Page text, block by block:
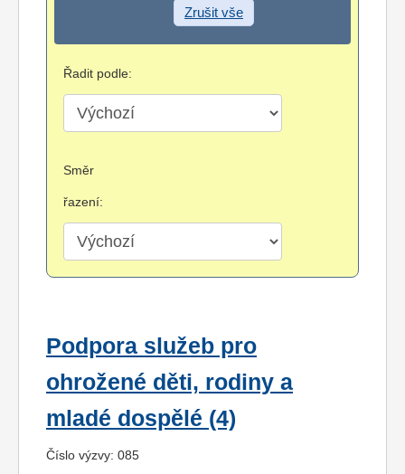
Zrušit vše
Řadit podle:
Směr
řazení:
Podpora služeb pro
ohrožené děti, rodiny a
mladé dospělé (4)
Číslo výzvy: 085